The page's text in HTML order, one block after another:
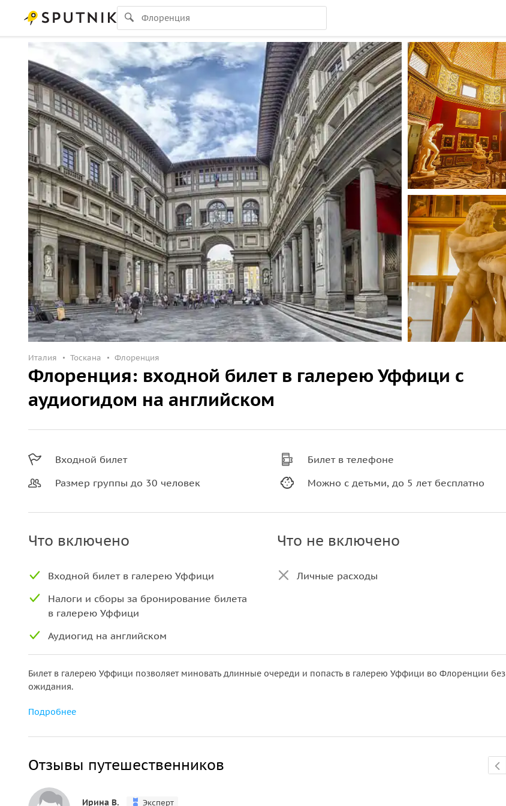
Италия Тоскана Флоренция
Флоренция: входной билет в галерею Уффици с
аудиогидом на английском
Входной билет
Размер группы до 30 человек
Билет в телефоне
Можно с детьми, до 5 лет бесплатно
Что включено
Входной билет в галерею Уффици
Налоги и сборы за бронирование билета
в галерею Уффици
Аудиогид на английском
Что не включено
Личные расходы
Билет в галерею Уффици позволяет миновать длинные очереди и попасть в галерею Уффици во Флоренции без
ожидания.
Подробнее
Отзывы путешественников
Ирина В. Эксперт